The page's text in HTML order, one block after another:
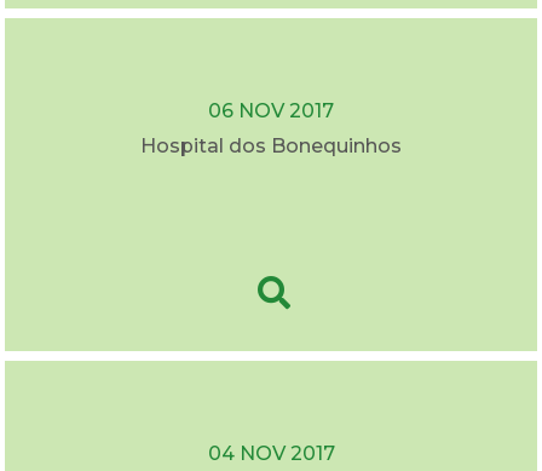
06 NOV 2017
Hospital dos Bonequinhos
04 NOV 2017